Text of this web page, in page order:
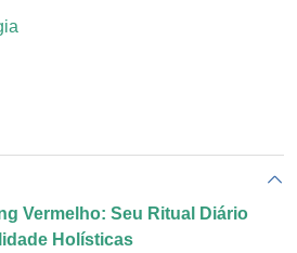
Vermelho: Seu Ritual Diário
Holísticas